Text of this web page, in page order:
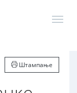
Штампање